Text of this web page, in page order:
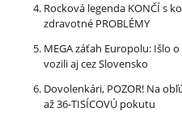
Rocková legenda KONČÍ s
zdravotné PROBLÉMY
MEGA záťah Europolu: Išlo
vozili aj cez Slovensko
Dovolenkári, POZOR! Na
až 36-TISÍCOVÚ pokutu